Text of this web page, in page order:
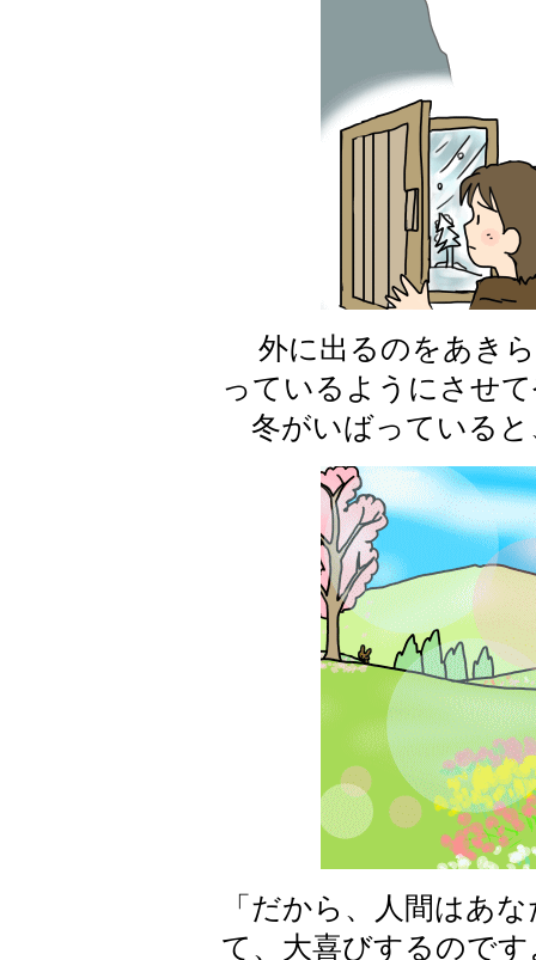
外に出るのをあきら
っているようにさせ
冬がいばっていると
「だから、人間はあ
て、大喜びするのです